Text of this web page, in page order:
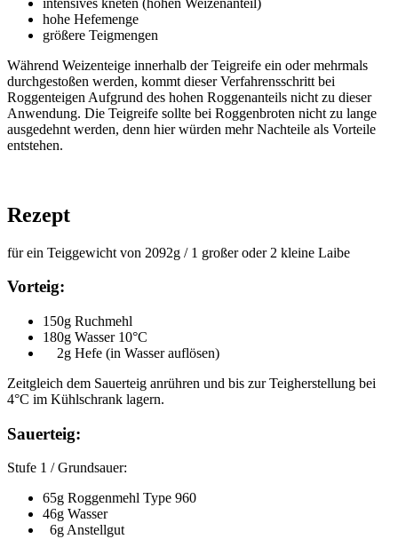
hohe Hefemenge
größere Teigmengen
Während Weizenteige innerhalb der Teigreife ein oder mehrmals
durchgestoßen werden, kommt dieser Verfahrensschritt bei
Roggenteigen Aufgrund des hohen Roggenanteils nicht zu dieser
Anwendung. Die Teigreife sollte bei Roggenbroten nicht zu lange
ausgedehnt werden, denn hier würden mehr Nachteile als Vorteile
entstehen.
Rezept
für ein Teiggewicht von 2092g / 1 großer oder 2 kleine Laibe
Vorteig:
150g Ruchmehl
180g Wasser 10°C
2g Hefe (in Wasser auflösen)
Zeitgleich dem Sauerteig anrühren und bis zur Teigherstellung bei
4°C im Kühlschrank lagern.
Sauerteig:
Stufe 1 / Grundsauer:
65g Roggenmehl Type 960
46g Wasser
6g Anstellgut